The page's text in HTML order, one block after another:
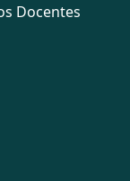
Docentes